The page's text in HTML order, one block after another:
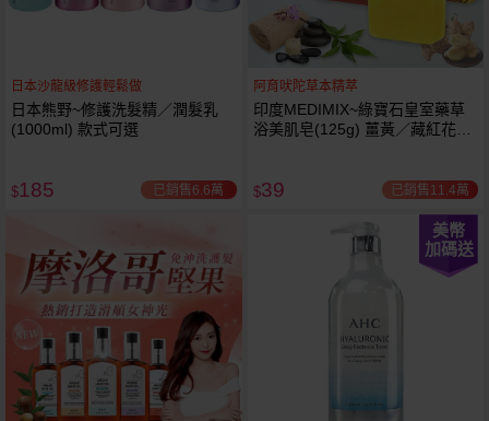
日本沙龍級修護輕鬆做
日本熊野~修護洗髮精／潤髮乳
(1000ml) 款式可選
$185 已銷售6.6萬
阿育吠陀草本精萃
印度MEDIMIX~綠寶石皇室藥草
浴美肌皂(125g) 薑黃／藏紅花／
$39 已銷售11.4萬
美幣
加碼送